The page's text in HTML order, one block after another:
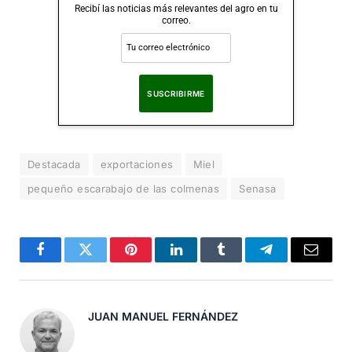
Recibí las noticias más relevantes del agro en tu
correo.
Destacada exportaciones
Miel
pequeño escarabajo de las colmenas
Senasa
FacebookTwitter PinterestLinkedInTumblr TelegramCorreo
JUAN MANUEL FERNÁNDEZ